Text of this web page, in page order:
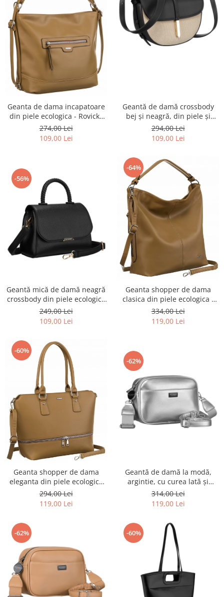
Geanta de dama incapatoare
din piele ecologica - Rovicky
PTR-R-073-02-0430 BEI
274,00 Lei
109,00 Lei
Geantă de damă crossbody
bej și neagră, din piele și
pânză Peterson PTR-PTN CAN-
03 NAT-BLACK
294,00 Lei
109,00 Lei
-56%
Geantă mică de damă neagră
crossbody din piele ecologică
- Peterson PTR-PTN MX01-F-
7670
249,00 Lei
109,00 Lei
-64%
Geanta shopper de dama
clasica din piele ecologica -
Rovicky PTR-R-073-03-0461 BEI
334,00 Lei
119,00 Lei
-60%
Geanta shopper de dama
eleganta din piele ecologica
cu curea detasabila - Rovicky
PTR-R-072-04-0379 BE
294,00 Lei
119,00 Lei
-62%
Geantă de damă la modă,
argintie, cu curea lată și
îngustă, set Peterson PTR-PTN
STY-2-PIL SILVER
314,00 Lei
119,00 Lei
-62% -60%